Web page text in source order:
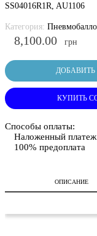
SS04016R1R, AU1106
Категория:
8,100.00 грн
КУПИТЬ
Способы оплаты:
Наложенный платеж
100% предоплата
ОПИСАНИЕ